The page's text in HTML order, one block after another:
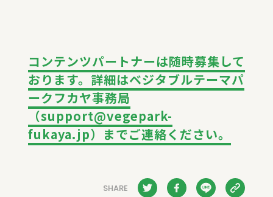
コンテンツパートナーは随時募集して
おります。詳細はベジタブルテーマパ
ークフカヤ事務局
（support@vegepark-
fukaya.jp）までご連絡ください。
SHARE